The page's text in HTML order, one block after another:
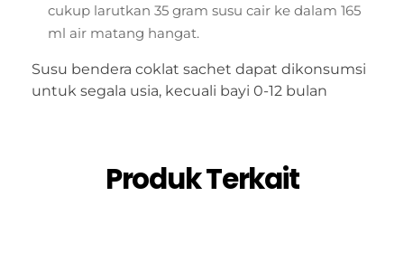
cukup larutkan 35 gram susu cair ke dalam 165
ml air matang hangat.
Susu bendera coklat sachet dapat dikonsumsi
untuk segala usia, kecuali bayi 0-12 bulan
Produk Terkait